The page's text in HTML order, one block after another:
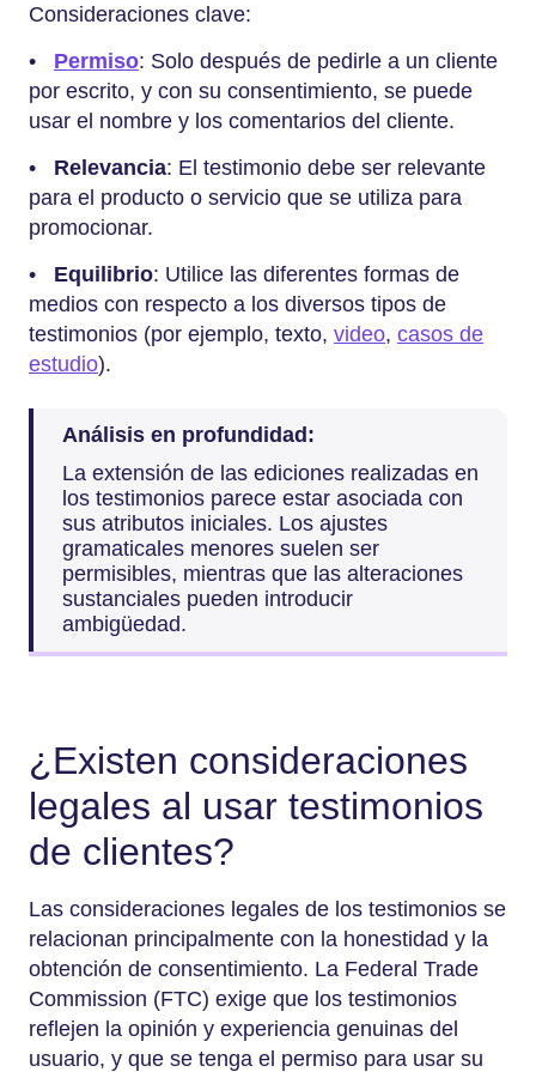
Consideraciones clave:
• Permiso: Solo después de pedirle a un cliente
por escrito, y con su consentimiento, se puede
usar el nombre y los comentarios del cliente.
• Relevancia: El testimonio debe ser relevante
para el producto o servicio que se utiliza para
promocionar.
• Equilibrio: Utilice las diferentes formas de
medios con respecto a los diversos tipos de
testimonios (por ejemplo, texto, video, casos de
estudio).
Análisis en profundidad:
La extensión de las ediciones realizadas en
los testimonios parece estar asociada con
sus atributos iniciales. Los ajustes
gramaticales menores suelen ser
permisibles, mientras que las alteraciones
sustanciales pueden introducir
ambigüedad.
¿Existen consideraciones
legales al usar testimonios
de clientes?
Las consideraciones legales de los testimonios se
relacionan principalmente con la honestidad y la
obtención de consentimiento. La Federal Trade
Commission (FTC) exige que los testimonios
reflejen la opinión y experiencia genuinas del
usuario, y que se tenga el permiso para usar su